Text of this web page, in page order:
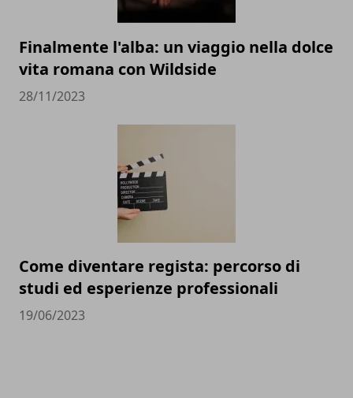
Finalmente l'alba: un viaggio nella dolce
vita romana con Wildside
28/11/2023
Come diventare regista: percorso di
studi ed esperienze professionali
19/06/2023